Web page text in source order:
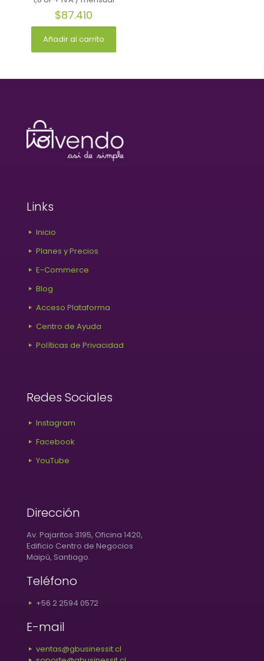
$87.410
Añadir al carrito
Links
Inicio
Planes y Precios
E-Commerce
Blog
Acceso Plataforma
Centro de Ayuda
Políticas de Privacidad
Redes Sociales
Instagram
Facebook
YouTube
Dirección
Av. Pajaritos 3195, Oficina 1420,
Edificio Centro de Negocios
Maipú, Santiago.
Teléfono
+56 2 2594 0572
E-mail
ventas@gbusinessit.cl